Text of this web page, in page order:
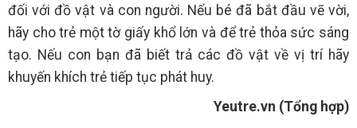
đối với đồ vật và con người. Nếu bé đã bắt đầu vẽ vời,
hãy cho trẻ một tờ giấy khổ lớn và để trẻ thỏa sức sáng
tạo. Nếu con bạn đã biết trả các đồ vật về vị trí hãy
khuyến khích trẻ tiếp tục phát huy.
Yeutre.vn (Tổng hợp)